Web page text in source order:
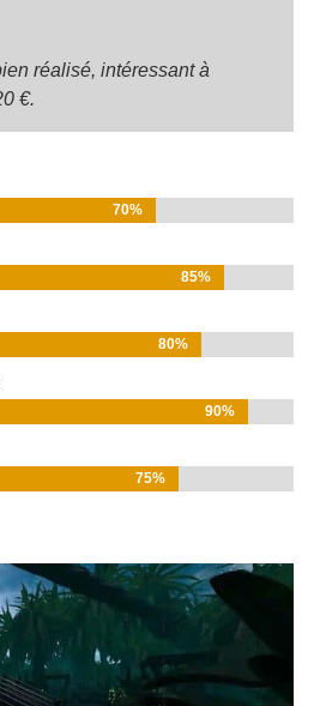
réalisé, intéressant à
€.
70%
70%
85%
85%
80%
80%
90%
90%
75%
75%